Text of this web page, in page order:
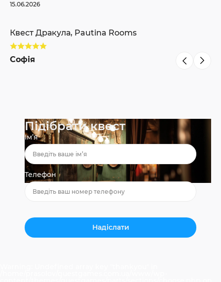
15.06.2026
Квест Дракула, Pautina Rooms
Софія
Підібрати квест
Ім’я
Телефон